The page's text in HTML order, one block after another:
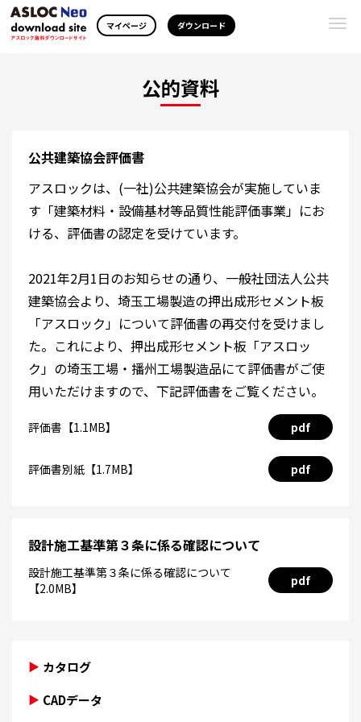
マイページ ダウンロード
公的資料
公共建築協会評価書
アスロックは、(一社)公共建築協会が実施していま
す「建築材料・設備基材等品質性能評価事業」にお
ける、評価書の認定を受けています。
2021年2月1日のお知らせの通り、一般社団法人公共
建築協会より、埼玉工場製造の押出成形セメント板
「アスロック」について評価書の再交付を受けまし
た。これにより、押出成形セメント板「アスロッ
ク」の埼玉工場・播州工場製造品にて評価書がご使
用いただけますので、下記評価書をご覧ください。
評価書【1.1MB】 pdf
評価書別紙【1.7MB】 pdf
設計施工基準第３条に係る確認について
設計施工基準第３条に係る確認について
【2.0MB】
pdf
カタログ
CADデータ